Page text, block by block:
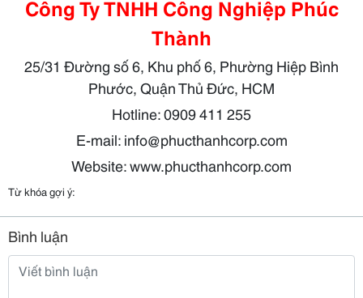
Khoảng cách di chuyển
110km
Công Ty TNHH Công Nghiệp Phúc
Thành
25/31 Đường số 6, Khu phố 6, Phường Hiệp Bình
Phước, Quận Thủ Đức, HCM
Hotline: 0909 411 255
E-mail: info@phucthanhcorp.com
Website: www.phucthanhcorp.com
Từ khóa gợi ý:
Bình luận